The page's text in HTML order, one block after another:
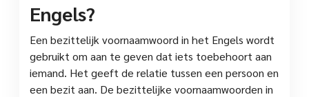
Engels?
Een bezittelijk voornaamwoord in het Engels wordt
gebruikt om aan te geven dat iets toebehoort aan
iemand. Het geeft de relatie tussen een persoon en
een bezit aan. De bezittelijke voornaamwoorden in